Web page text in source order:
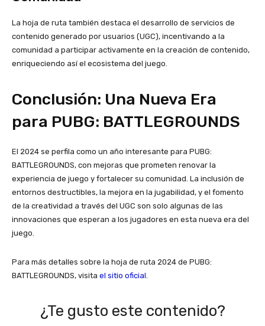
La hoja de ruta también destaca el desarrollo de servicios de
contenido generado por usuarios (UGC), incentivando a la
comunidad a participar activamente en la creación de contenido,
enriqueciendo así el ecosistema del juego.
Conclusión: Una Nueva Era
para PUBG: BATTLEGROUNDS
El 2024 se perfila como un año interesante para PUBG:
BATTLEGROUNDS, con mejoras que prometen renovar la
experiencia de juego y fortalecer su comunidad. La inclusión de
entornos destructibles, la mejora en la jugabilidad, y el fomento
de la creatividad a través del UGC son solo algunas de las
innovaciones que esperan a los jugadores en esta nueva era del
juego.
Para más detalles sobre la hoja de ruta 2024 de PUBG:
BATTLEGROUNDS, visita el sitio oficial
¿Te gusto este contenido?